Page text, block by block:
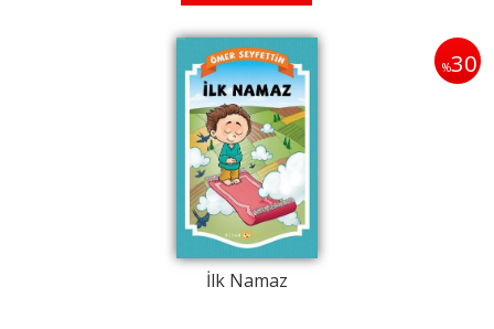
%30
İlk Namaz